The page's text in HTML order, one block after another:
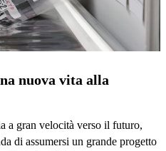
nuova vita alla
a gran velocità verso il futuro,
di assumersi un grande progetto